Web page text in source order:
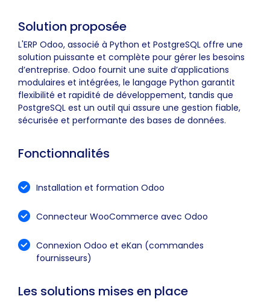
Solution proposée
L'ERP Odoo, associé à Python et PostgreSQL offre une
solution puissante et complète pour gérer les besoins
d’entreprise. Odoo fournit une suite d’applications
modulaires et intégrées, le langage Python garantit
flexibilité et rapidité de développement, tandis que
PostgreSQL est un outil qui assure une gestion fiable,
sécurisée et performante des bases de données.
Fonctionnalités
Installation et formation Odoo
Connecteur WooCommerce avec Odoo
Connexion Odoo et eKan (commandes
fournisseurs)
Les solutions mises en place